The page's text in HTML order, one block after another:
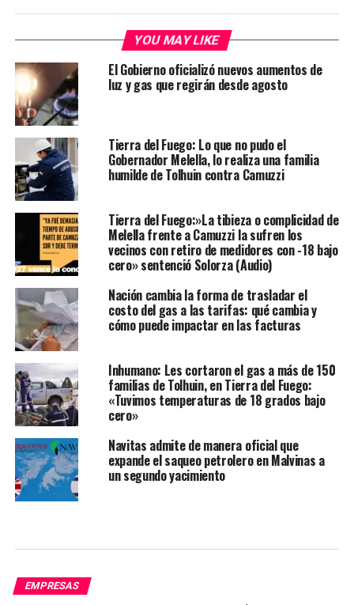
YOU MAY LIKE
El Gobierno oficializó nuevos aumentos de
luz y gas que regirán desde agosto
Tierra del Fuego: Lo que no pudo el
Gobernador Melella, lo realiza una familia
humilde de Tolhuin contra Camuzzi
Tierra del Fuego:»La tibieza o complicidad de
Melella frente a Camuzzi la sufren los
vecinos con retiro de medidores con -18 bajo
cero» sentenció Solorza (Audio)
Nación cambia la forma de trasladar el
costo del gas a las tarifas: qué cambia y
cómo puede impactar en las facturas
Inhumano: Les cortaron el gas a más de 150
familias de Tolhuin, en Tierra del Fuego:
«Tuvimos temperaturas de 18 grados bajo
cero»
Navitas admite de manera oficial que
expande el saqueo petrolero en Malvinas a
un segundo yacimiento
EMPRESAS